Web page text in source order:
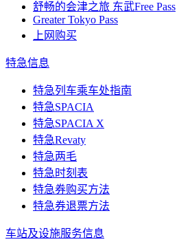
舒畅的会津之旅 东武Free Pass
Greater Tokyo Pass
上网购买
特急信息
特急列车乘车处指南
特急SPACIA
特急SPACIA X
特急Revaty
特急两毛
特急时刻表
特急券购买方法
特急券退票方法
车站及设施服务信息